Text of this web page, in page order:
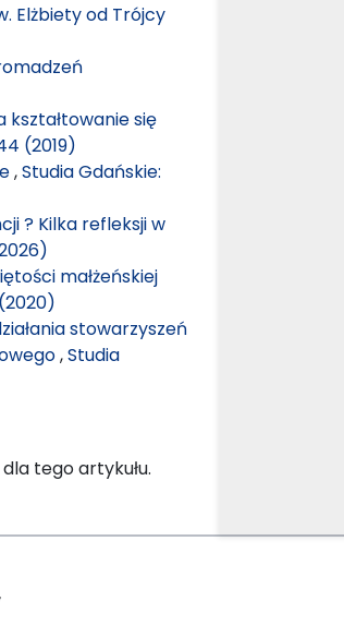
Elżbiety od Trójcy
kształtowanie się
(2019)
,Studia Gdańskie:
? Kilka refleksji w
małżeńskiej
stowarzyszeń
,Studia
dla tego artykułu.